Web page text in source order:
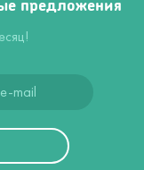
предложения